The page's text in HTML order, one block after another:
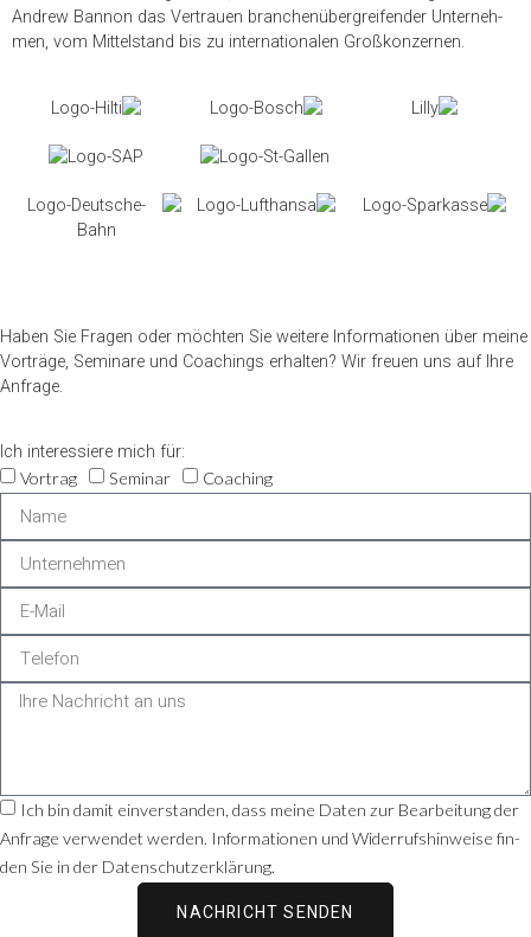
Andrew Bannon das Ver­trauen bran­chen­über­grei­fen­der Unter­neh­
men, vom Mit­tel­stand bis zu inter­na­tio­na­len Großkonzernen.
Haben Sie Fra­gen oder möch­ten Sie wei­tere Infor­ma­tio­nen über meine
Vor­träge, Semi­nare und Coa­chings erhal­ten? Wir freuen uns auf Ihre
Anfrage.
Ich inter­es­siere mich für:
Vor­trag
Semi­nar Coa­ching
Ich bin damit ein­ver­stan­den, dass meine Daten zur Bear­bei­tung der
Anfrage ver­wen­det wer­den. Infor­ma­tio­nen und Wider­rufs­hin­weise fin­
den Sie in der Datenschutzerklärung.
NACHRICHT SENDEN